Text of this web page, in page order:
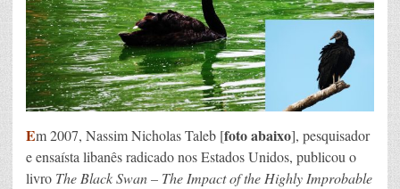
Em 2007, Nassim Nicholas Taleb [foto abaixo], pesquisador
e ensaísta libanês radicado nos Estados Unidos, publicou o
livro The Black Swan – The Impact of the Highly Improbable